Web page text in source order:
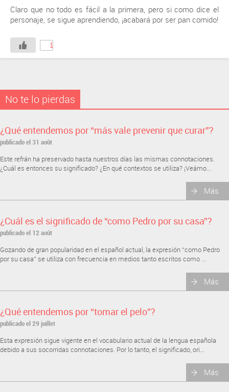
Claro que no todo es fácil a la primera, pero si como dice el
personaje, se sigue aprendiendo, ¡acabará por ser pan comido!
1
No te lo pierdas
¿Qué entendemos por “más vale prevenir que curar”?
publicado el 31 août
Este refrán ha preservado hasta nuestros días las mismas connotaciones.
¿Cuál es entonces su significado? ¿En qué contextos se utiliza? ¡Veámo...
Más
¿Cuál es el significado de “como Pedro por su casa”?
publicado el 12 août
Gozando de gran popularidad en el español actual, la expresión “como Pedro
por su casa” se utiliza con frecuencia en medios tanto escritos como ...
Más
¿Qué entendemos por “tomar el pelo”?
publicado el 29 juillet
Esta expresión sigue vigente en el vocabulario actual de la lengua española
debido a sus socorridas connotaciones. Por lo tanto, el significado, ori...
Más